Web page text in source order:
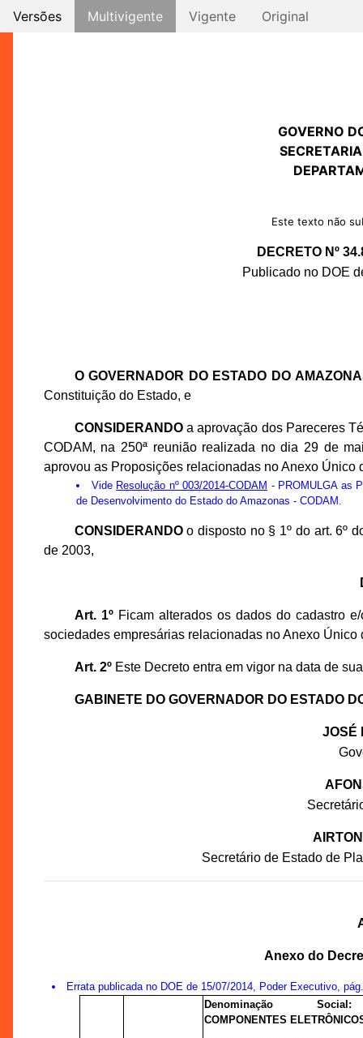
Versões Multivigente Vigente Original
GOVERNO
Este texto não
DECRETO Nº
Publicado no DOE
O GOVERNADOR DO ESTADO DO
Constituição do Estado, e
CONSIDERANDOa aprovação dos Pareceres
CODAM, na 250ª reunião realizada no dia 29 de
aprovou as Proposições relacionadas no Anexo Único
Vide Resolução nº 003/2014-CODAM - PROMULGA as
de Desenvolvimento do Estado do Amazonas - CODAM.
CONSIDERANDOo disposto no § 1º do art. 6º
de 2003,
Art. 1ºFicam alterados os dados do cadastro
sociedades empresárias relacionadas no Anexo Único
Art. 2ºEste Decreto entra em vigor na data de
GABINETE DO GOVERNADOR DO ESTADO
JOSÉ
Secretário de Estado de
Anexo do
Errata publicada no DOE de 15/07/2014, Poder Executivo,
Denominação
COMPONENTES